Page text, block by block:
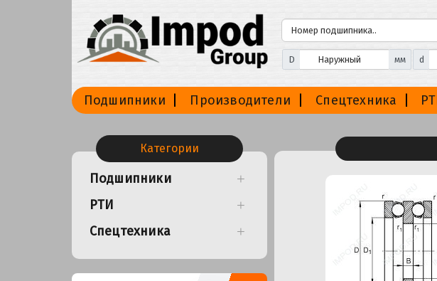
D мм d
Подшипники Производители Спецтехника
Категории
Подшипники
РТИ
Спецтехника